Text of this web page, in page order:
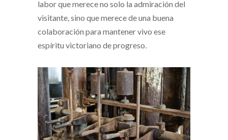
labor que merece no solo la admiración del
visitante, sino que merece de una buena
colaboración para mantener vivo ese
espíritu victoriano de progreso.